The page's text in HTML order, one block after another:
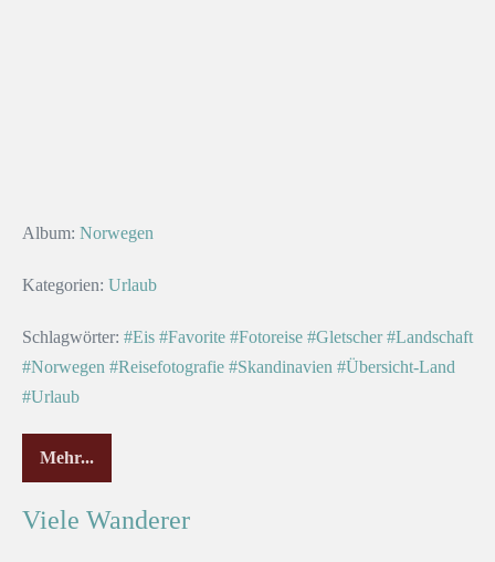
Album: Norwegen
Kategorien: Urlaub
Schlagwörter: #Eis #Favorite #Fotoreise #Gletscher #Landschaft
#Norwegen #Reisefotografie #Skandinavien #Übersicht-Land
#Urlaub
Mehr...
Viele Wanderer